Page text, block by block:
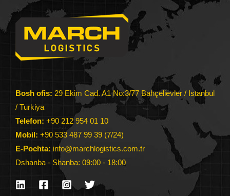
Bosh ofis: 29 Ekim Cad. A1 No:3/77 Bahçelievler / Istanbul
/ Turkiya
Telefon: +90 212 954 01 10
Mobil: +90 533 487 99 39 (7/24)
E-Pochta: info@marchlogistics.com.tr
Dshanba - Shanba: 09:00 - 18:00